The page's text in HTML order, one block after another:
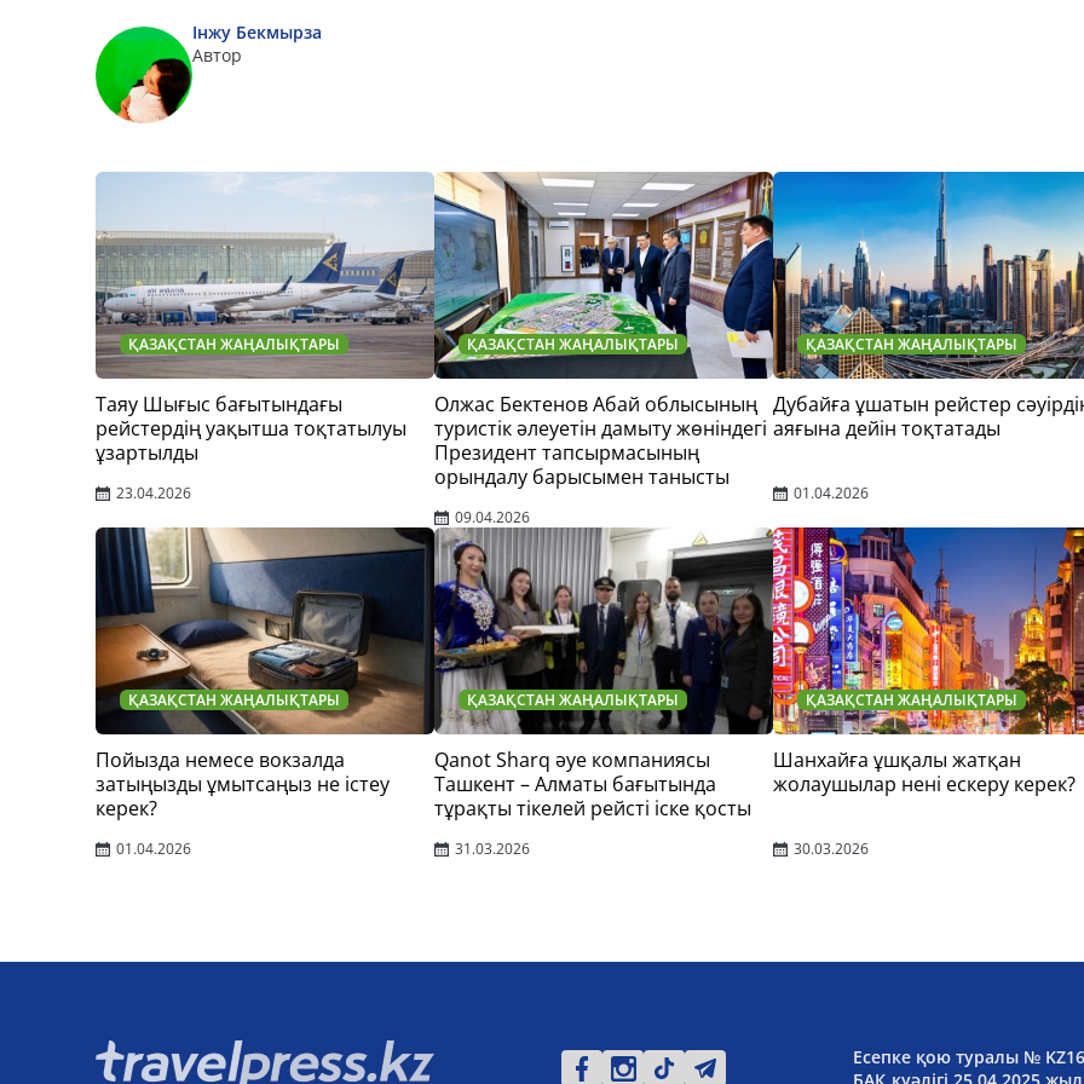
Інжу Бекмырза
Автор
ҚАЗАҚСТАН ЖАҢАЛЫҚТАРЫ
Таяу Шығыс бағытындағы
рейстердің уақытша тоқтатылуы
ұзартылды
23.04.2026
ҚАЗАҚСТАН ЖАҢАЛЫҚТАРЫ
Олжас Бектенов Абай облысының
туристік әлеуетін дамыту жөніндегі
Президент тапсырмасының
орындалу барысымен танысты
09.04.2026
ҚАЗАҚСТАН ЖАҢАЛЫҚТАРЫ
Дубайға ұшатын рейстер
аяғына дейін тоқтатады
01.04.2026
ҚАЗАҚСТАН ЖАҢАЛЫҚТАРЫ
Пойызда немесе вокзалда
затыңызды ұмытсаңыз не істеу
керек?
01.04.2026
ҚАЗАҚСТАН ЖАҢАЛЫҚТАРЫ
Qanot Sharq әуе компаниясы
Ташкент – Алматы бағытында
тұрақты тікелей рейсті іске қосты
31.03.2026
ҚАЗАҚСТАН ЖАҢАЛЫҚТАРЫ
Шанхайға ұшқалы жатқан
жолаушылар нені ескеру керек?
30.03.2026
Есепке қою туралы №